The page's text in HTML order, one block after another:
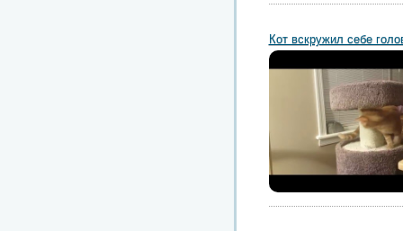
Кот вскружил себе